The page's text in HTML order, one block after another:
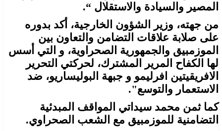
المصير والسيادة والاستقلال “.
من جهته، وزير الشؤون الخارجية، أكد بدوره
على صلابة علاقات التضامن والتعاون بين
الموزمبيق والجمهورية الصحراوية، و التي أسس
لها الكفاح المرير المشترك، لحركتي التحرير
الافريقيتين افرليمو و جبهة البوليساريو، ضد
الاستعمار والتوسع".
كما ثمن محمد سيداتي المواقف المبدئية
التضامنية للموزمبيق مع الشعب الصحراوي.